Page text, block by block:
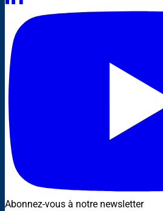
Abonnez-vous à notre newsletter